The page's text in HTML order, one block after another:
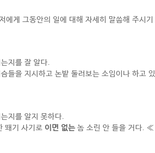
에게 그동안의 일에 대해 자세히 말씀해 주시기
지를 잘 알다.
슴들을 지시하고 논밭 둘러보는 소임이나 하고 있
지를 알지 못하다.
뙈기 사기로 이면 없는 놈 소린 안 들을 거다. ≪